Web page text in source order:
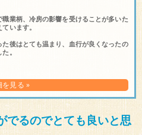
職業柄、冷房の影響を受けることが多いた
います。
た後はとても温まり、血行が良くなったの
。
を見る »
でるのでとても良いと思